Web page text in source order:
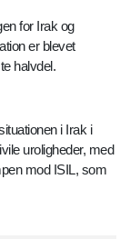
for Irak og
er blevet
halvdel.
i Irak i
uroligheder, med
mod ISIL, som